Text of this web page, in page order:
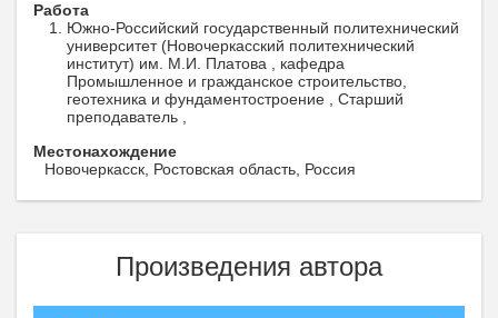
Работа
Южно-Российский государственный политехнический
университет (Новочеркасский политехнический
институт) им. М.И. Платова , кафедра
Промышленное и гражданское строительство,
геотехника и фундаментостроение , Старший
преподаватель ,
Местонахождение
Новочеркасск, Ростовская область, Россия
Произведения автора